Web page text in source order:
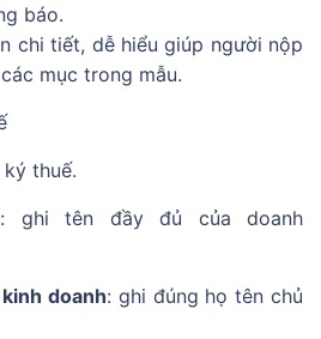
báo.
chi tiết, dễ hiểu giúp người nộp
mục trong mẫu.
thuế.
: ghi tên đầy đủ của doanh
doanh: ghi đúng họ tên chủ